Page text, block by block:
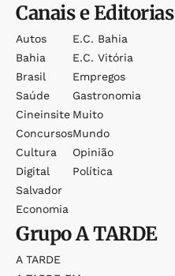
Canais e Editorias
Autos
Bahia
Brasil
Saúde
Cineinsite
Concursos
Cultura
Digital
Salvador
Economia
E.c. Bahia
E.c. Vitória
Empregos
Gastronomia
Muito
Mundo
Opinião
Política
GrupoA TARDE
A TARDE